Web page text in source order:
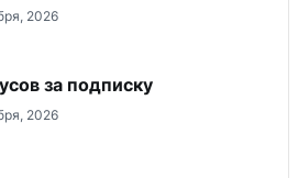
2026
за подписку
2026